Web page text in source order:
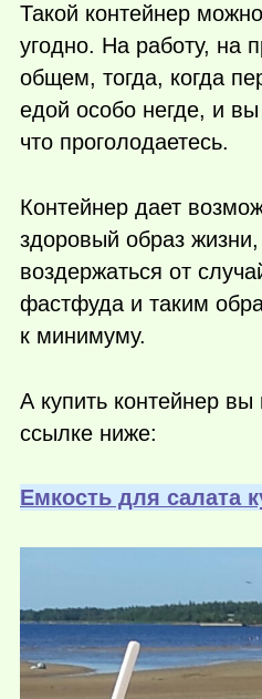
Такой контейнер
угодно. На работу, на
общем, тогда, когда
едой особо негде, и вы
что проголодаетесь.
Контейнер дает
здоровый образ
воздержаться от
фастфуда и таким
к минимуму.
А купить контейнер
ссылке ниже:
Емкость для салата